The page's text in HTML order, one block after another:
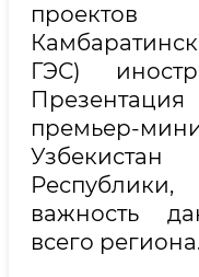
проектов
ГЭС)
премьер-
важность
всего